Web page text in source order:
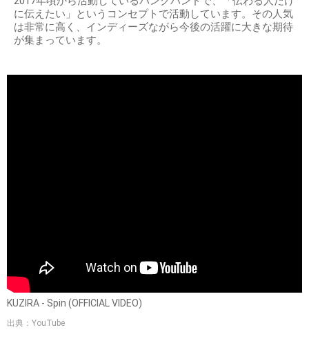
に伝えたい」というコンセプトで活動しています。その人気
は非常に高く、インディーズながら今後の活躍に大きな期待
が集まっています。
KUZIRA - Spin (OFFICIAL VIDEO)
出典：YouTube